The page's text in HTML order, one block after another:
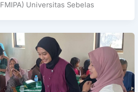
Universitas Sebelas